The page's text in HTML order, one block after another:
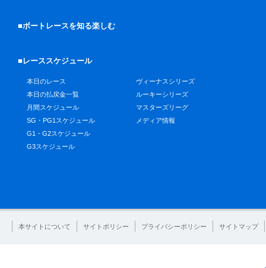
■ボートレースを知る楽しむ
■レーススケジュール
本日のレース
本日の払戻金一覧
月間スケジュール
SG・PG1スケジュール
G1・G2スケジュール
G3スケジュール
ヴィーナスシリーズ
ルーキーシリーズ
マスターズリーグ
メディア情報
本サイトについて サイトポリシー プライバシーポリシー サイトマップ